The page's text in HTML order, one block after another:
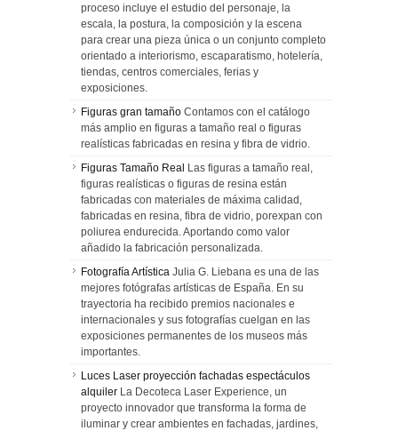
proceso incluye el estudio del personaje, la
escala, la postura, la composición y la escena
para crear una pieza única o un conjunto completo
orientado a interiorismo, escaparatismo, hotelería,
tiendas, centros comerciales, ferias y
exposiciones.
Figuras gran tamaño Contamos con el catálogo
más amplio en figuras a tamaño real o figuras
realísticas fabricadas en resina y fibra de vidrio.
Figuras Tamaño Real Las figuras a tamaño real,
figuras realísticas o figuras de resina están
fabricadas con materiales de máxima calidad,
fabricadas en resina, fibra de vidrio, porexpan con
poliurea endurecida. Aportando como valor
añadido la fabricación personalizada.
Fotografía Artística Julia G. Liebana es una de las
mejores fotógrafas artísticas de España. En su
trayectoria ha recibido premios nacionales e
internacionales y sus fotografías cuelgan en las
exposiciones permanentes de los museos más
importantes.
Luces Laser proyección fachadas espectáculos
alquiler La Decoteca Laser Experience, un
proyecto innovador que transforma la forma de
iluminar y crear ambientes en fachadas, jardines,